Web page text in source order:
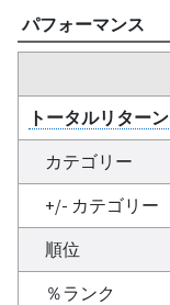
パフォーマンス
トータルリターン
カテゴリー
+/- カテゴリー
順位
％ランク